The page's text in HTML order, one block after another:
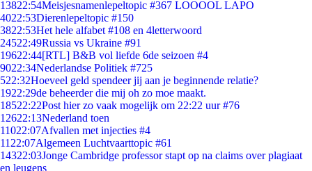
13822:54Meisjesnamenlepeltopic #367 LOOOOL LAPO
4022:53Dierenlepeltopic #150
3822:53Het hele alfabet #108 en 4letterwoord
24522:49Russia vs Ukraine #91
19622:44[RTL] B&B vol liefde 6de seizoen #4
9022:34Nederlandse Politiek #725
522:32Hoeveel geld spendeer jij aan je beginnende relatie?
1922:29de beheerder die mij oh zo moe maakt.
18522:22Post hier zo vaak mogelijk om 22:22 uur #76
12622:13Nederland toen
11022:07Afvallen met injecties #4
11 22:07Algemeen Luchtvaarttopic #61
14322:03Jonge Cambridge professor stapt op na claims over plagiaat
en leugens